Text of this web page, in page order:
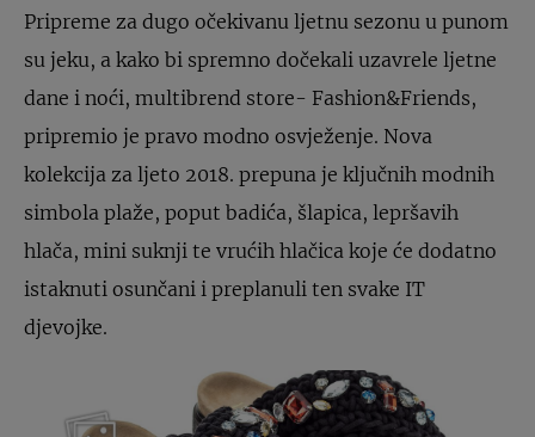
Pripreme za dugo očekivanu ljetnu sezonu u punom
su jeku, a kako bi spremno dočekali uzavrele ljetne
dane i noći, multibrend store- Fashion&Friends,
pripremio je pravo modno osvježenje. Nova
kolekcija za ljeto 2018. prepuna je ključnih modnih
simbola plaže, poput badića, šlapica, lepršavih
hlača, mini suknji te vrućih hlačica koje će dodatno
istaknuti osunčani i preplanuli ten svake IT
djevojke.